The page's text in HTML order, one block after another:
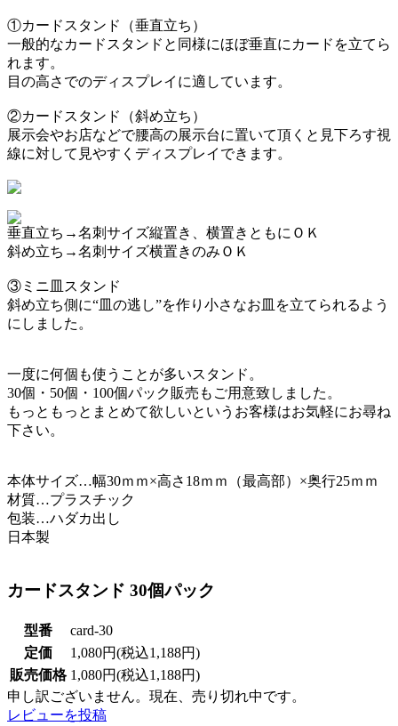
①カードスタンド（垂直立ち）
一般的なカードスタンドと同様にほぼ垂直にカードを立てら
れます。
目の高さでのディスプレイに適しています。
②カードスタンド（斜め立ち）
展示会やお店などで腰高の展示台に置いて頂くと見下ろす視
線に対して見やすくディスプレイできます。
垂直立ち→名刺サイズ縦置き、横置きともにＯＫ
斜め立ち→名刺サイズ横置きのみＯＫ
③ミニ皿スタンド
斜め立ち側に“皿の逃し”を作り小さなお皿を立てられるよう
にしました。
一度に何個も使うことが多いスタンド。
30個・50個・100個パック販売もご用意致しました。
もっともっとまとめて欲しいというお客様はお気軽にお尋ね
下さい。
本体サイズ…幅30ｍｍ×高さ18ｍｍ（最高部）×奥行25ｍｍ
材質…プラスチック
包装…ハダカ出し
日本製
カードスタンド 30個パック
型番
card-30
定価
1,080円(税込1,188円)
販売価格 1,080円(税込1,188円)
申し訳ございません。現在、売り切れ中です。
レビューを投稿